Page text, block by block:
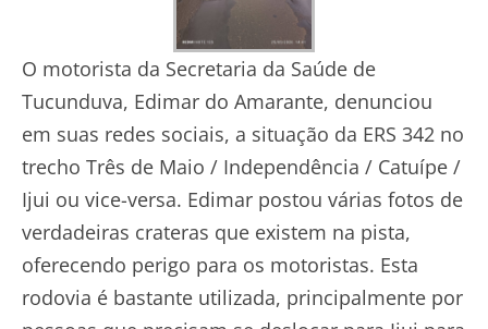
O motorista da Secretaria da Saúde de
Tucunduva, Edimar do Amarante, denunciou
em suas redes sociais, a situação da ERS 342 no
trecho Três de Maio / Independência / Catuípe /
Ijui ou vice-versa. Edimar postou várias fotos de
verdadeiras crateras que existem na pista,
oferecendo perigo para os motoristas. Esta
rodovia é bastante utilizada, principalmente por